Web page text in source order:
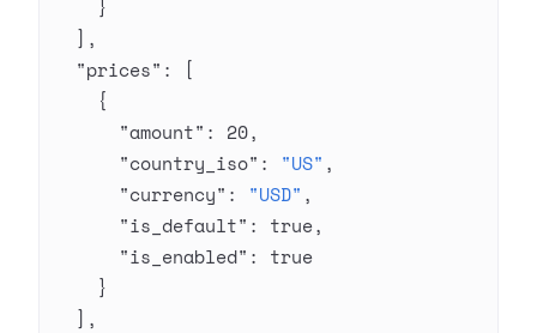
    }
  ],
  "prices"
: [
    {
      "amount"
: 20,
      "country_iso"
: "US" ,
      "currency"
: "USD" ,
      "is_default"
: true,
      "is_enabled"
: true
    }
  ],